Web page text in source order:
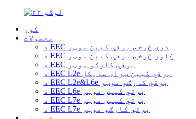
کور
محصولات
د EEC درې څرخي برقي کیبن موټر
د EEC څلور څرخي برقي کیبن موټر
د EEC برقي کارګو موټر
د EEC L2e برقي کیبن ټرای سایکل
د EEC L2e&L6e برقي کارګو موټر
د EEC L6e برقي کیبن موټر
د EEC L7e برقي کیبن موټر
د EEC L7e برقي کارګو موټر